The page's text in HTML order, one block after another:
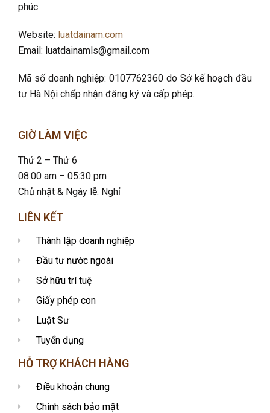
phúc
Website: luatdainam.com
Email: luatdainamls@gmail.com
Mã số doanh nghiệp: 0107762360 do Sở kế hoạch đầu
tư Hà Nội chấp nhận đăng ký và cấp phép.
GIỜ LÀM VIỆC
Thứ 2 – Thứ 6
08:00 am – 05:30 pm
Chủ nhật & Ngày lễ: Nghỉ
LIÊN KẾT
Thành lập doanh nghiệp
Đầu tư nước ngoài
Sở hữu trí tuệ
Giấy phép con
Luật Sư
Tuyển dụng
HỖ TRỢ KHÁCH HÀNG
Điều khoản chung
Chính sách bảo mật